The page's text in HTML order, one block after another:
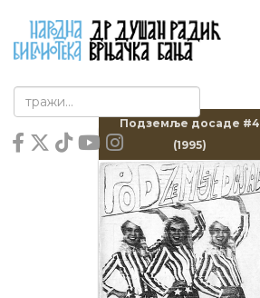
Подземље досаде #4
(1995)